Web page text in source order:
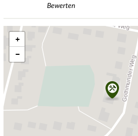
Bewerten
+
−